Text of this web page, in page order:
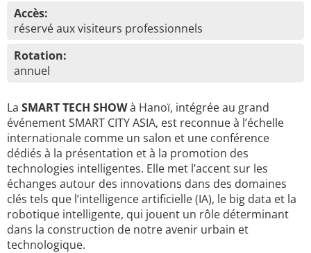
Accès:
réservé aux visiteurs professionnels
Rotation:
annuel
La SMART TECH SHOWà Hanoï, intégrée au grand
événement SMART CITY ASIA, est reconnue à l’échelle
internationale comme un salon et une conférence
dédiés à la présentation et à la promotion des
technologies intelligentes. Elle met l’accent sur les
échanges autour des innovations dans des domaines
clés tels que l’intelligence artificielle (IA), le big data et la
robotique intelligente, qui jouent un rôle déterminant
dans la construction de notre avenir urbain et
technologique.